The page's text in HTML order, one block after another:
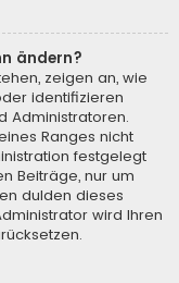
ändern?
zeigen an, wie
identifizieren
Administratoren.
Ranges nicht
festgelegt
Beiträge, nur um
dulden dieses
wird Ihren